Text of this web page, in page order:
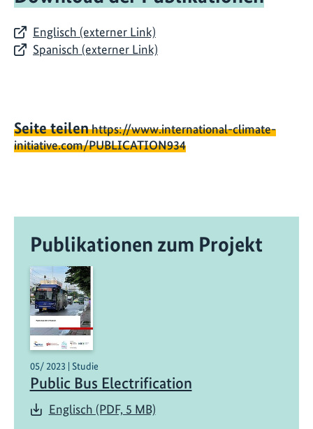
Englisch (externer Link)
Spanisch (externer Link)
Seite teilenhttps://www.international-climate-
initiative.com/PUBLICATION934
Publikationen zum Projekt
05/ 2023 | Studie
Public Bus Electrification
Englisch (PDF, 5 MB)